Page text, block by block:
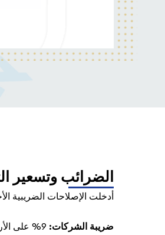
الضرائب وتسعير
أدخلت الإصلاحات الضريبية
ضريبة الشركات: